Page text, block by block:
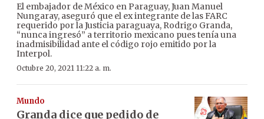
El embajador de México en Paraguay, Juan Manuel
Nungaray, aseguró que el ex integrante de las FARC
requerido por la Justicia paraguaya, Rodrigo Granda,
“nunca ingresó” a territorio mexicano pues tenía una
inadmisibilidad ante el código rojo emitido por la
Interpol.
Octubre 20, 2021 11:22 a. m.
Mundo
Granda dice que pedido de